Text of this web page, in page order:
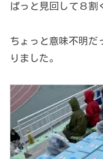
ぱっと見回して８割
ちょっと意味不明だ
りました。